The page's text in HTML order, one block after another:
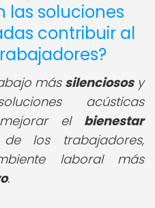
las soluciones
contribuir al
más silenciososy
acústicas
el bienestar
los trabajadores,
laboral más
.